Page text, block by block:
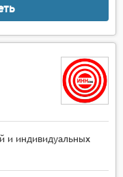
и индивидуальных